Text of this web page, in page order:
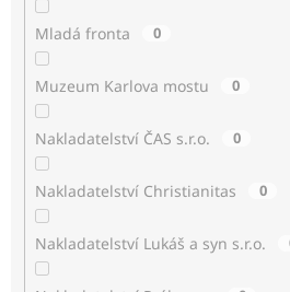
Mladá fronta 0
Muzeum Karlova mostu 0
Nakladatelství ČAS s.r.o. 0
Nakladatelství Christianitas 0
Nakladatelství Lukáš a syn s.r.o.